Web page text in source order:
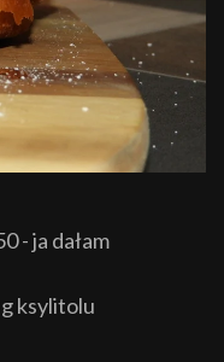
- ja dałam
g ksylitolu